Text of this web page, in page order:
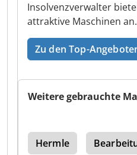
Insolvenzverwalter
attraktive Maschinen an.
Zu den Top-
Weitere gebrauchte
Hermle